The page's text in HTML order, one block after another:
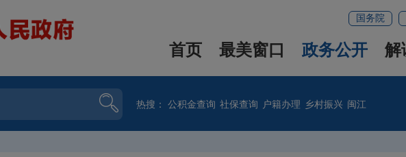
国务院
首页 最美窗口 政务公开 解
热搜：公积金查询 社保查询 户籍办理 乡村振兴 闽江